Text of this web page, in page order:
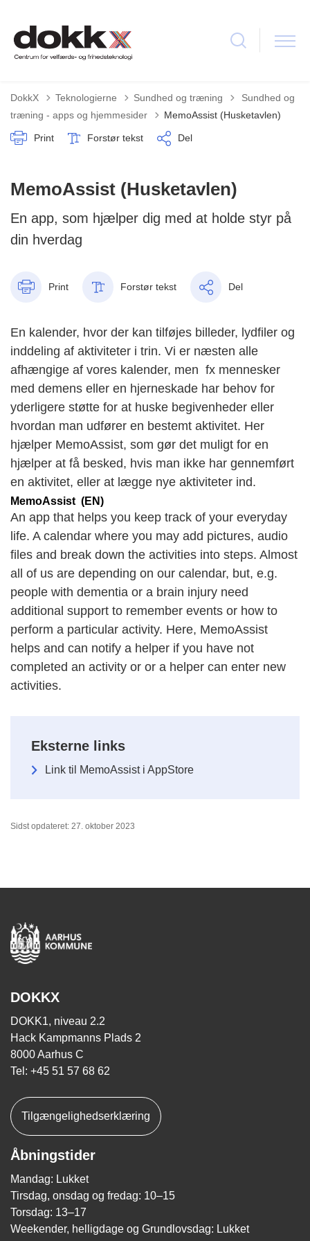
DokkX Teknologierne Sundhed og træning Tilbage til
Sundhed og
træning - apps og hjemmesider
MemoAssist (Husketavlen)
Print Forstør tekst Del
MemoAssist (Husketavlen)
E​n app, som hjælper dig med at holde styr på
din hverdag
Print Forstør tekst Del
En kalender, hvor der kan tilføjes billeder, lydfiler og
inddeling af aktiviteter i trin. Vi er næsten alle
afhængige af vores kalender, men fx mennesker
med demens eller en hjerneskade har behov for
yderligere støtte for at huske begivenheder eller
hvordan man udfører en bestemt aktivitet. Her
hjælper MemoAssist, som gør det muligt for en
hjælper at få besked, hvis man ikke har gennemført
en aktivitet, eller at lægge nye aktiviteter ind.
MemoAssist (EN)
An app that helps you keep track of your everyday
life. A calendar where you may add pictures, audio
files and break down the activities into steps. Almost
all of us are depending on our calendar, but, e.g.
people with dementia or a brain injury need
additional support to remember events or how to
perform a particular activity. Here, MemoAssist
helps and can notify a helper if you have not
completed an activity or or a helper can enter new
activities.
Eksterne links
Link til MemoAssist i AppStore
Sidst opdateret: 27. oktober 2023
DOKKX
DOKK1, niveau 2.2
Hack Kampmanns Plads 2
8000 Aarhus C
Tel: +45 51 57 68 62
Tilgængelighedserklæring
Åbningstider
Mandag: Lukket
Tirsdag, onsdag og fredag: 10–15
Torsdag: 13–17
Weekender, helligdage og Grundlovsdag: Lukket